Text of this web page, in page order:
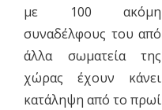
με 100 ακόμη
συναδέλφους του από
άλλα σωματεία της
χώρας έχουν κάνει
κατάληψη από το πρωί